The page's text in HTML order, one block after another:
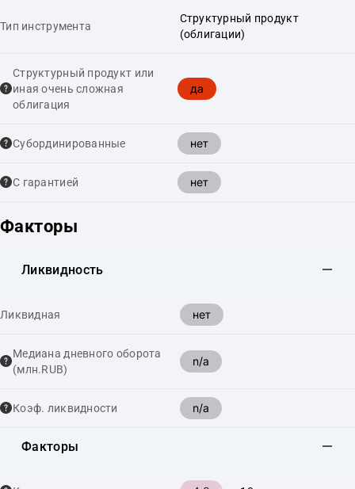
Тип инструмента
Структурный продукт
(облигации)
Структурный продукт или
иная очень сложная
облигация
да
Cубординированные нет
С гарантией нет
Факторы
Ликвидность
Ликвидная нет
Медиана дневного оборота
(млн.RUB)
n/a
Коэф. ликвидности n/a
Факторы